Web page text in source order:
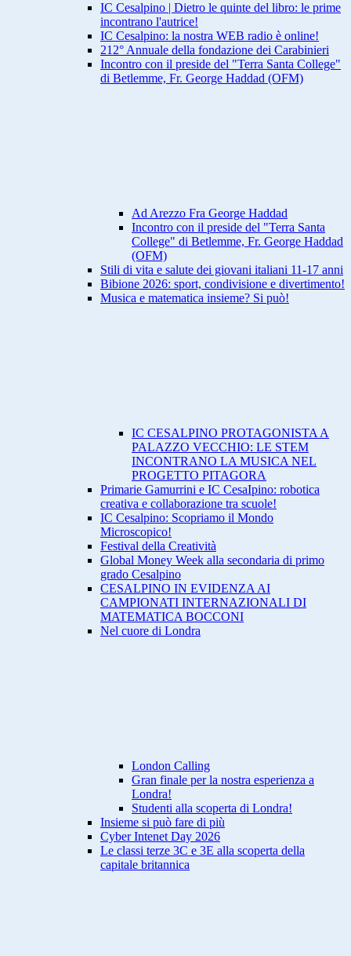
IC Cesalpino | Dietro le quinte del libro: le prime
incontrano l'autrice!
IC Cesalpino: la nostra WEB radio è online!
212° Annuale della fondazione dei Carabinieri
Incontro con il preside del "Terra Santa College"
di Betlemme, Fr. George Haddad (OFM)
Ad Arezzo Fra George Haddad
Incontro con il preside del "Terra Santa
College" di Betlemme, Fr. George Haddad
(OFM)
Stili di vita e salute dei giovani italiani 11-17 anni
Bibione 2026: sport, condivisione e divertimento!
Musica e matematica insieme? Si può!
IC CESALPINO PROTAGONISTA A
PALAZZO VECCHIO: LE STEM
INCONTRANO LA MUSICA NEL
PROGETTO PITAGORA
Primarie Gamurrini e IC CesaIpino: robotica
creativa e collaborazione tra scuole!
IC Cesalpino: Scopriamo il Mondo
Microscopico!
Festival della Creatività
Global Money Week alla secondaria di primo
grado Cesalpino
CESALPINO IN EVIDENZA AI
CAMPIONATI INTERNAZIONALI DI
MATEMATICA BOCCONI
Nel cuore di Londra
London Calling
Gran finale per la nostra esperienza a
Londra!
Studenti alla scoperta di Londra!
Insieme si può fare di più
Cyber Intenet Day 2026
Le classi terze 3C e 3E alla scoperta della
capitale britannica